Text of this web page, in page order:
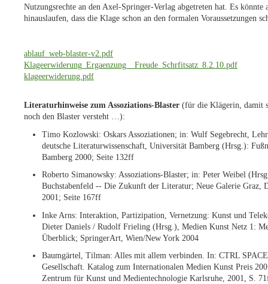
Nutzungsrechte an den Axel-Springer-Verlag abgetreten hat. Es könnte
hinauslaufen, dass die Klage schon an den formalen Voraussetzungen
ablauf_web-blaster-v2.pdf
Klageerwiderung_Ergaenzung__Freude_Schrfitsatz_8.2.10.pdf
klageerwiderung.pdf
Literaturhinweise zum Assoziations-Blaster (für die Klägerin, damit
noch den Blaster versteht …):
Timo Kozlowski: Oskars Assoziationen; in: Wulf Segebrecht,
deutsche Literaturwissenschaft, Universität Bamberg (Hrsg.):
Bamberg 2000; Seite 132ff
Roberto Simanowsky: Assoziations-Blaster; in: Peter Weibel
Buchstabenfeld -- Die Zukunft der Literatur; Neue Galerie Graz,
2001; Seite 167ff
Inke Arns: Interaktion, Partizipation, Vernetzung: Kunst und
Dieter Daniels / Rudolf Frieling (Hrsg.), Medien Kunst Netz 1:
Überblick; SpringerArt, Wien/New York 2004
Baumgärtel, Tilman: Alles mit allem verbinden. In: CTRL
Gesellschaft. Katalog zum Internationalen Medien Kunst Preis
Zentrum für Kunst und Medientechnologie Karlsruhe, 2001, S.